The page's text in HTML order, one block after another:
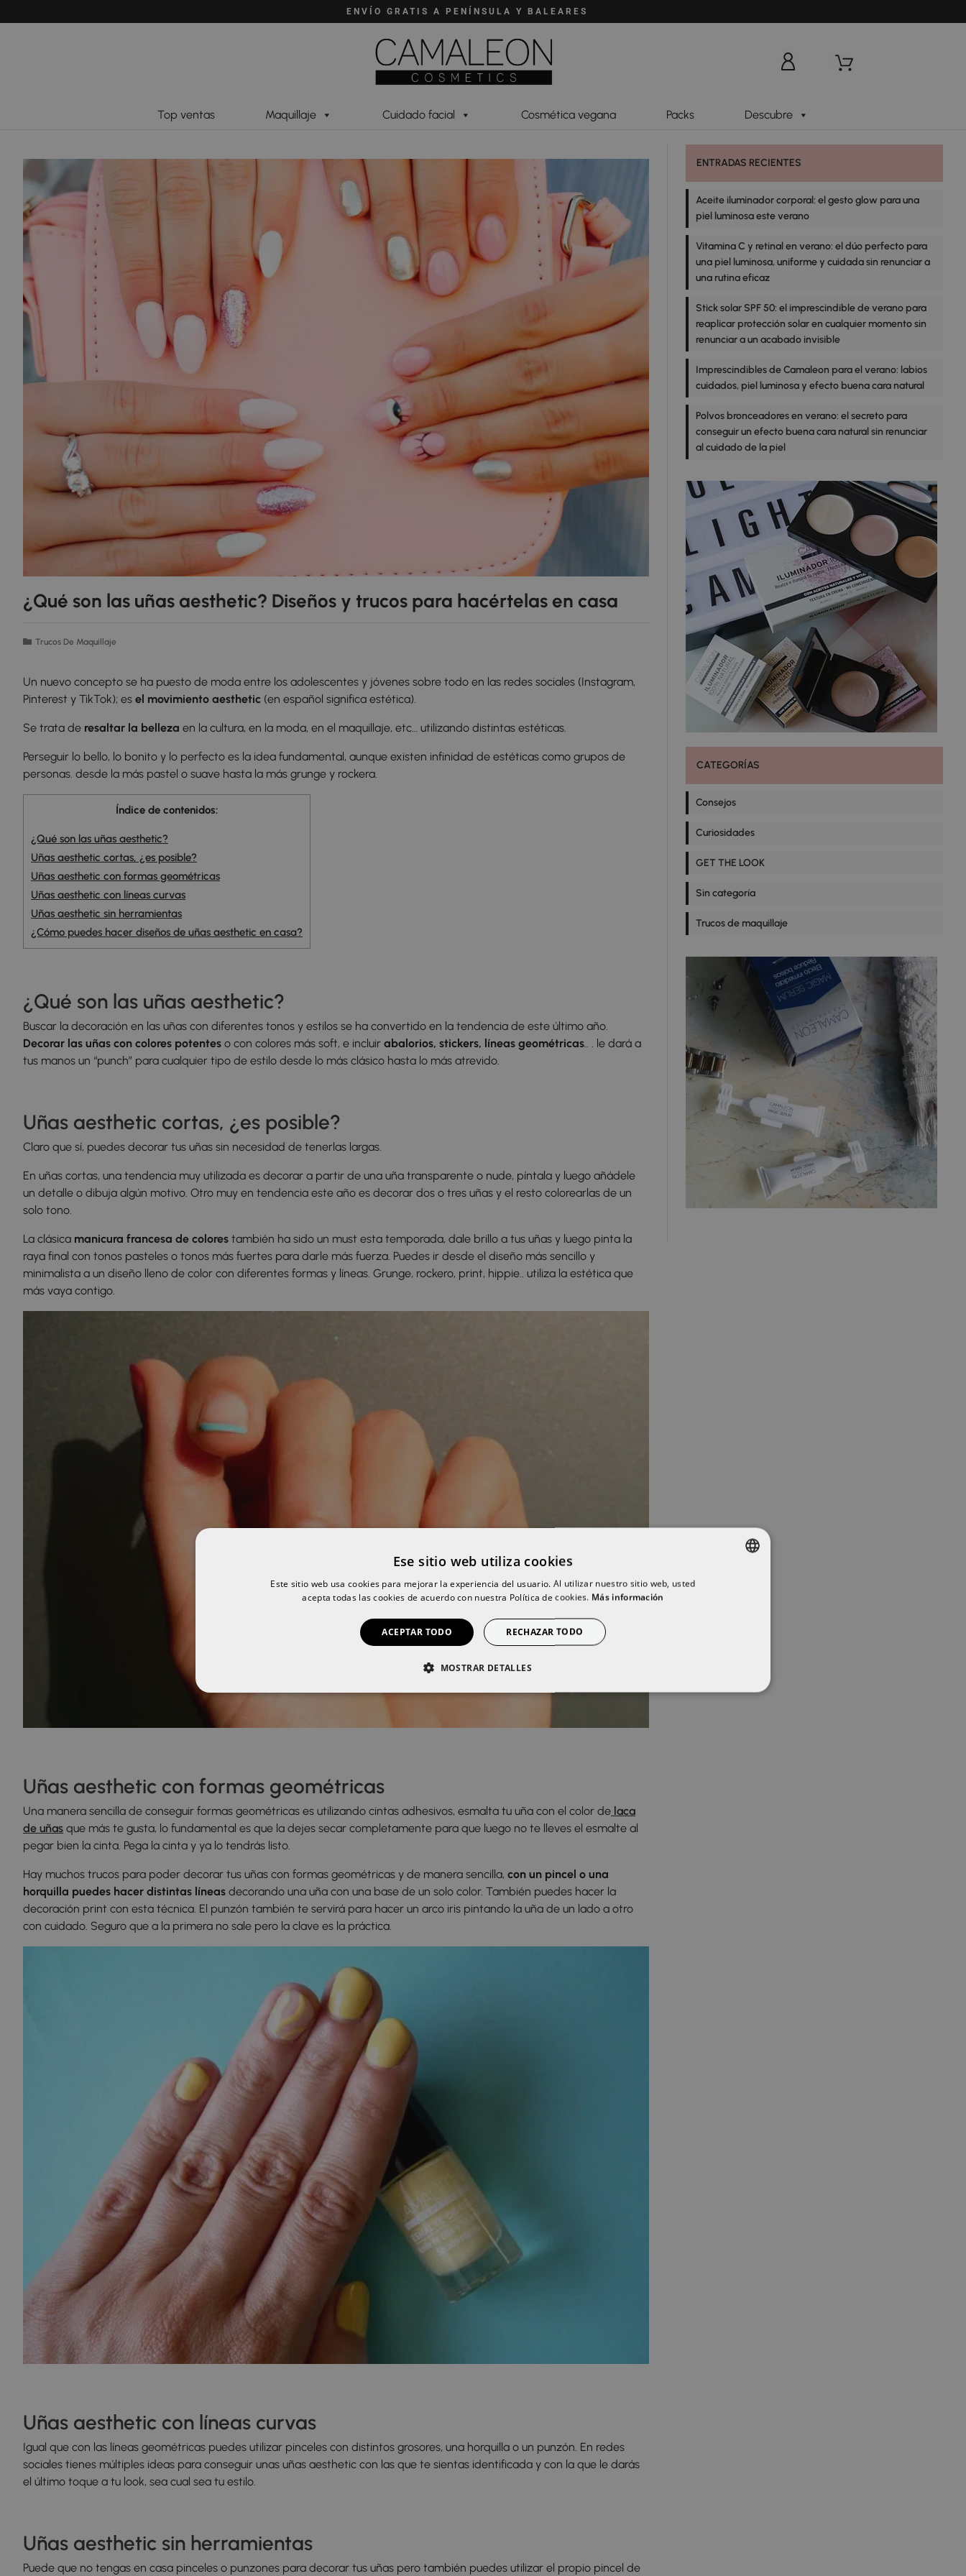
ENVÍO GRATIS A PENÍNSULA Y BALEARES
Top ventas Maquillaje Cuidado facial Cosmética vegana Packs Descubre
¿Qué son las uñas aesthetic? Diseños y trucos para hacértelas en casa
Trucos De Maquillaje
Un nuevo concepto se ha puesto de moda entre los adolescentes y jóvenes sobre todo en las redes sociales (Instagram,
Pinterest y TikTok); es el movimiento aesthetic (en español significa estética).
Se trata de resaltar la belleza en la cultura, en la moda, en el maquillaje, etc… utilizando distintas estéticas.
Perseguir lo bello, lo bonito y lo perfecto es la idea fundamental, aunque existen infinidad de estéticas como grupos de
personas. desde la más pastel o suave hasta la más grunge y rockera.
Índice de contenidos:
¿Qué son las uñas aesthetic?
Uñas aesthetic cortas, ¿es posible?
Uñas aesthetic con formas geométricas
Uñas aesthetic con líneas curvas
Uñas aesthetic sin herramientas
¿Cómo puedes hacer diseños de uñas aesthetic en casa?
¿Qué son las uñas aesthetic?
Buscar la decoración en las uñas con diferentes tonos y estilos se ha convertido en la tendencia de este último año.
Decorar las uñas con colores potentes o con colores más soft, e incluir abalorios, stickers, líneas geométricas .. . le dará a
tus manos un “punch” para cualquier tipo de estilo desde lo más clásico hasta lo más atrevido.
Uñas aesthetic cortas, ¿es posible?
Claro que sí, puedes decorar tus uñas sin necesidad de tenerlas largas.
En uñas cortas, una tendencia muy utilizada es decorar a partir de una uña transparente o nude, píntala y luego añádele
un detalle o dibuja algún motivo. Otro muy en tendencia este año es decorar dos o tres uñas y el resto colorearlas de un
solo tono.
La clásica manicura francesa de colores también ha sido un must esta temporada, dale brillo a tus uñas y luego pinta la
raya final con tonos pasteles o tonos más fuertes para darle más fuerza. Puedes ir desde el diseño más sencillo y
minimalista a un diseño lleno de color con diferentes formas y líneas. Grunge, rockero, print, hippie.. utiliza la estética que
más vaya contigo.
Uñas aesthetic con formas geométricas
Una manera sencilla de conseguir formas geométricas es utilizando cintas adhesivos, esmalta tu uña con el color de laca
de uñas que más te gusta, lo fundamental es que la dejes secar completamente para que luego no te lleves el esmalte al
pegar bien la cinta. Pega la cinta y ya lo tendrás listo.
Hay muchos trucos para poder decorar tus uñas con formas geométricas y de manera sencilla, con un pincel o una
horquilla puedes hacer distintas líneas decorando una uña con una base de un solo color. También puedes hacer la
decoración print con esta técnica. El punzón también te servirá para hacer un arco iris pintando la uña de un lado a otro
con cuidado. Seguro que a la primera no sale pero la clave es la práctica.
Uñas aesthetic con líneas curvas
Igual que con las líneas geométricas puedes utilizar pinceles con distintos grosores, una horquilla o un punzón. En redes
sociales tienes múltiples ideas para conseguir unas uñas aesthetic con las que te sientas identificada y con la que le darás
el último toque a tu look, sea cual sea tu estilo.
Uñas aesthetic sin herramientas
Puede que no tengas en casa pinceles o punzones para decorar tus uñas pero también puedes utilizar el propio pincel de
ENTRADAS RECIENTES
Aceite iluminador corporal: el gesto glow para una
piel luminosa este verano
Vitamina C y retinal en verano: el dúo perfecto para
una piel luminosa, uniforme y cuidada sin renunciar a
una rutina eficaz
Stick solar SPF 50: el imprescindible de verano para
reaplicar protección solar en cualquier momento sin
renunciar a un acabado invisible
Imprescindibles de Camaleon para el verano: labios
cuidados, piel luminosa y efecto buena cara natural
Polvos bronceadores en verano: el secreto para
conseguir un efecto buena cara natural sin renunciar
al cuidado de la piel
CATEGORÍAS
Consejos
Curiosidades
GET THE LOOK
Sin categoría
Trucos de maquillaje
Ese sitio web utiliza cookies
Este sitio web usa cookies para mejorar la experiencia del usuario. Al utilizar nuestro sitio web, usted
acepta todas las cookies de acuerdo con nuestra Política de cookies. Más información
ACEPTAR TODO RECHAZAR TODO
MOSTRAR DETALLES